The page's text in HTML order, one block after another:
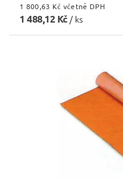
1 800,63 Kč včetně DPH
1 488,12 Kč / ks